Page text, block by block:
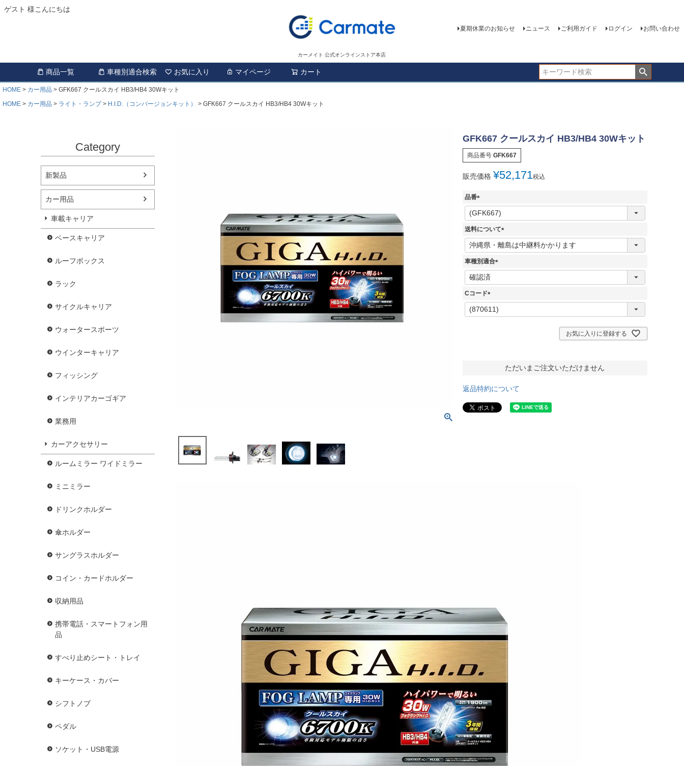
ゲスト 様こんにちは
カーメイト 公式オンラインストア本店
夏期休業のお知らせ ニュース ご利用ガイド ログイン お問い合わせ
商品一覧 車種別適合検索 お気に入り マイページ カート
HOME カー用品
GFK667 クールスカイ HB3/HB4 30Wキット
HOME
カー用品 ライト・ランプ H.I.D.（コンバージョンキット） GFK667 クールスカイ HB3/HB4 30Wキット
Category
新製品
カー用品
車載キャリア
ベースキャリア
ルーフボックス
ラック
サイクルキャリア
ウォータースポーツ
ウインターキャリア
フィッシング
インテリアカーゴギア
業務用
カーアクセサリー
ルームミラー ワイドミラー
ミニミラー
ドリンクホルダー
傘ホルダー
サングラスホルダー
コイン・カードホルダー
収納用品
携帯電話・スマートフォン用
品
すべり止めシート・トレイ
キーケース・カバー
シフトノブ
ペダル
ソケット・USB電源
GFK667 クールスカイ HB3/HB4 30Wキット
商品番号 GFK667
販売価格 ¥52,171税込
品番
(
必
須
送料について
(
必
車種別適合
(
Cコード
(
必
お気に入りに登録する
ただいまご注文いただけません
返品特約について